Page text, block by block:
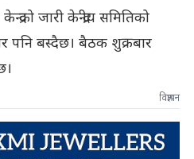
जारी केन्द्रीय समितिको
पनि बस्दैछ। बैठक शुक्रबार
विज्ञापन